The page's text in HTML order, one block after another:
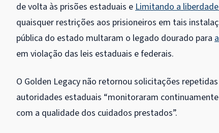
de volta às prisões estaduais eLimitando a
quaisquer restrições aos prisioneiros em tais
pública do estado multaram o legado dourado para
em violação das leis estaduais e federais.
O Golden Legacy não retornou solicitações
autoridades estaduais “monitoraram
com a qualidade dos cuidados prestados”.